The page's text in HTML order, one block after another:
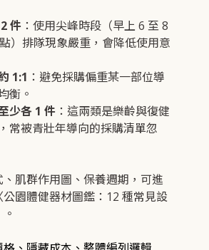
件 ：使用尖峰時段（早上 6 至 8
）排隊現象嚴重，會降低使用意
1:1 ：避免採購偏重某一部位導
衡。
少各 1 件 ：這兩類是樂齡與復健
常被青壯年導向的採購清單忽
肌群作用圖、保養週期，可進
園體健器材圖鑑：12 種常見設